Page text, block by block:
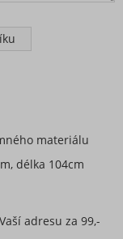
materiálu
délka 104cm
adresu za 99,-